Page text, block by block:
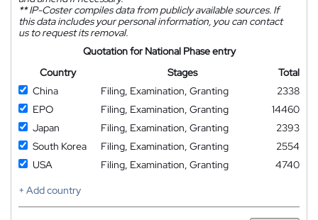
**IP-Coster compiles data from publicly available sources. If
this data includes your personal information, you can contact
us to request its removal.
Quotation for National Phase entry
Country
Stages
Total
China
Filing, Examination, Granting
2338
EPO
Filing, Examination, Granting
14460
Japan
Filing, Examination, Granting
2393
South Korea
Filing, Examination, Granting
2554
USA
Filing, Examination, Granting
4740
+ Add country